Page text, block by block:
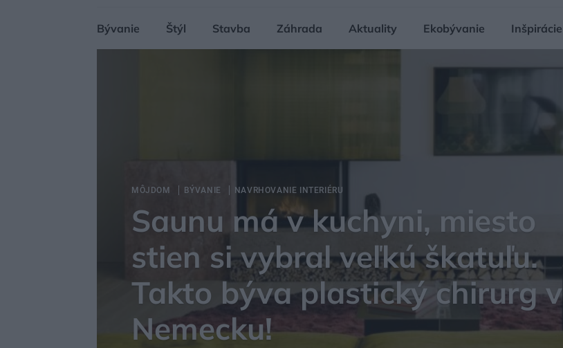
Bývanie Štýl Stavba Záhrada Aktuality Ekobývanie Inšpirácie
MÔJDOM BÝVANIE NAVRHOVANIE INTERIÉRU
Saunu má v kuchyni, miesto
stien si vybral veľkú škatuľu.
Takto býva plastický chirurg v
Nemecku!